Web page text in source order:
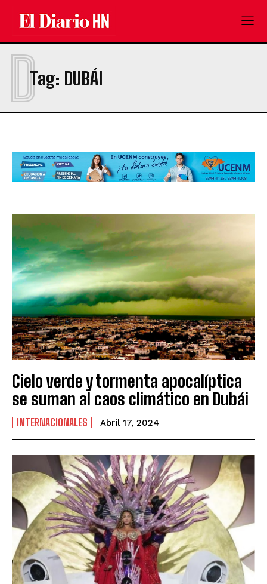
Tag: DUBÁI
D
Cielo verde y tormenta apocalíptica
se suman al caos climático en Dubái
INTERNACIONALES Abril 17, 2024